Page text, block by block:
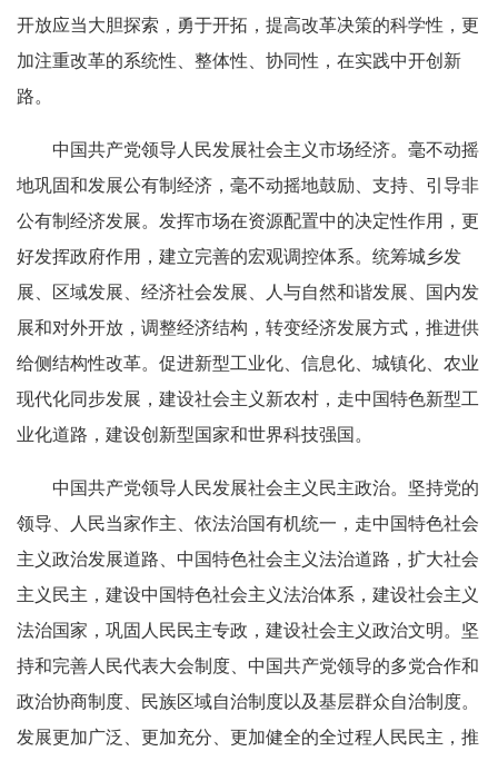
开放应当大胆探索，勇于开拓，提高改革决策的科学性，更
加注重改革的系统性、整体性、协同性，在实践中开创新
路。
中国共产党领导人民发展社会主义市场经济。毫不动摇
地巩固和发展公有制经济，毫不动摇地鼓励、支持、引导非
公有制经济发展。发挥市场在资源配置中的决定性作用，更
好发挥政府作用，建立完善的宏观调控体系。统筹城乡发
展、区域发展、经济社会发展、人与自然和谐发展、国内发
展和对外开放，调整经济结构，转变经济发展方式，推进供
给侧结构性改革。促进新型工业化、信息化、城镇化、农业
现代化同步发展，建设社会主义新农村，走中国特色新型工
业化道路，建设创新型国家和世界科技强国。
中国共产党领导人民发展社会主义民主政治。坚持党的
领导、人民当家作主、依法治国有机统一，走中国特色社会
主义政治发展道路、中国特色社会主义法治道路，扩大社会
主义民主，建设中国特色社会主义法治体系，建设社会主义
法治国家，巩固人民民主专政，建设社会主义政治文明。坚
持和完善人民代表大会制度、中国共产党领导的多党合作和
政治协商制度、民族区域自治制度以及基层群众自治制度。
发展更加广泛、更加充分、更加健全的全过程人民民主，推